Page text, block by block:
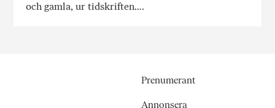
och gamla, ur tidskriften….
Prenumerant
Annonsera